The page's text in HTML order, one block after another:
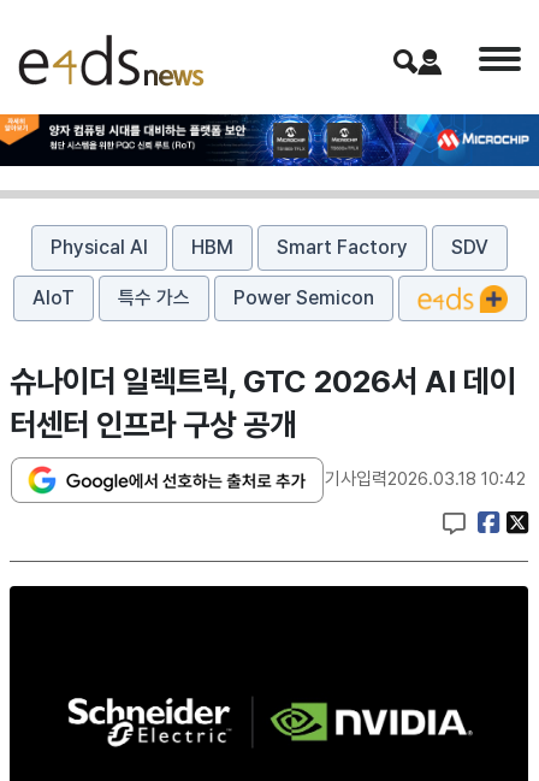
Physical AI HBM Smart Factory SDV
AIoT 특수 가스 Power Semicon
슈나이더 일렉트릭, GTC 2026서 AI 데이
터센터 인프라 구상 공개
기사입력2026.03.18 10:42